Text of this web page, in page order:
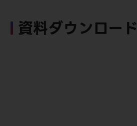
資料ダウンロード